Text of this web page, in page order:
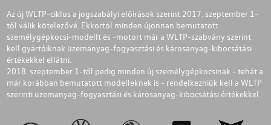
Az új WLTP-ciklus a jogszabályi előírások szerint 2017. szeptember 1-
től válik kötelezővé. Ekkortól minden újonnan bemutatott
személygépkocsi-modellt és -motort már a WLTP-szabvány szerint
kell gyártóiknak üzemanyag-fogyasztási és károsanyag-kibocsátási
értékekkel ellátni.
2018. szeptember 1-től pedig minden új személygépkocsinak - tehát a
már korábban bemutatott modelleknek is - rendelkezniük kell a WLTP
szerinti üzemanyag-fogyasztási és károsanyag-kibocsátási értékekkel.